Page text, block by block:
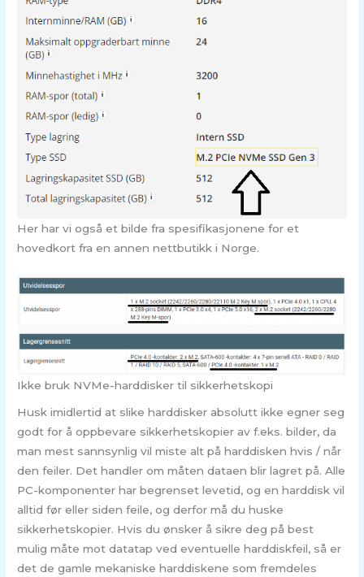
Her har vi også et bilde fra spesifikasjonene for et
hovedkort fra en annen nettbutikk i Norge.
Ikke bruk NVMe-harddisker til sikkerhetskopi
Husk imidlertid at slike harddisker absolutt ikke egner seg
godt for å oppbevare sikkerhetskopier av f.eks. bilder, da
man mest sannsynlig vil miste alt på harddisken hvis / når
den feiler. Det handler om måten dataen blir lagret på. Alle
PC-komponenter har begrenset levetid, og en harddisk vil
alltid før eller siden feile, og derfor må du huske
sikkerhetskopier. Hvis du ønsker å sikre deg på best
mulig måte mot datatap ved eventuelle harddiskfeil, så er
det de gamle mekaniske harddiskene som fremdeles